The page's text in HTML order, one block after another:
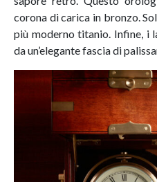
corona di carica in bronzo.
più moderno titanio. Infine, i
da un’elegante fascia di